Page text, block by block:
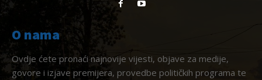
O nama
Ovdje ćete pronaći najnovije vijesti, objave za medije,
govore i izjave premijera, provedbe političkih programa te